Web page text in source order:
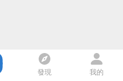
發現 我的